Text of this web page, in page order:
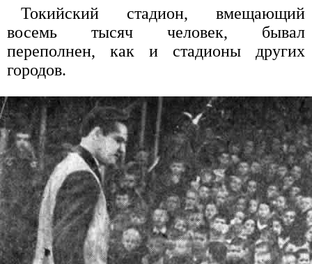
Токийский стадион, вмещающий
восемь тысяч человек, бывал
переполнен, как и стадионы других
городов.